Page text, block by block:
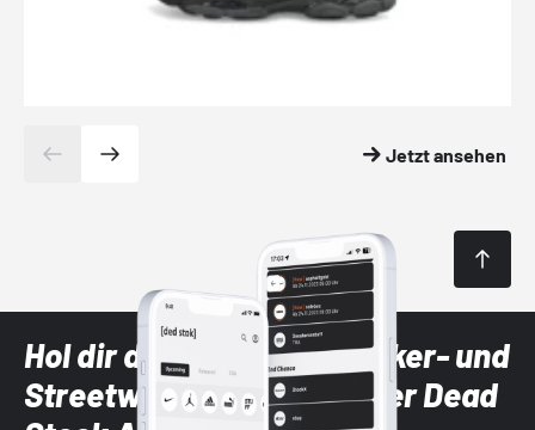
Jetzt ansehen
Hol dir die neuesten Sneaker- und
Streetwear-Brands mit der Dead